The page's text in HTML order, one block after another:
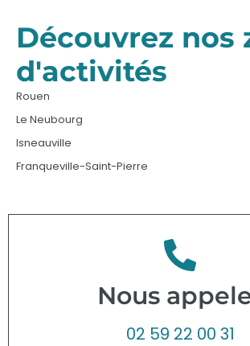
Découvrez nos
d'activités
Rouen
Le Neubourg
Isneauville
Franqueville-Saint-Pierre
Nous
02 59 22 00 31